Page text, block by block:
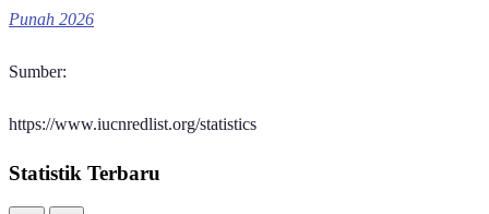
Punah 2026
Sumber:
https://www.iucnredlist.org/statistics
Statistik Terbaru